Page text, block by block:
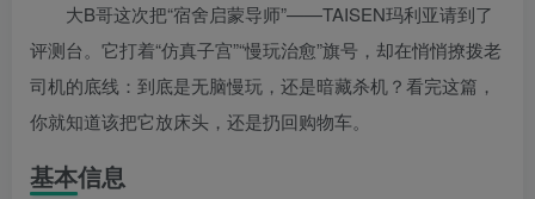
大B哥这次把“宿舍启蒙导师”——TAISEN玛利亚请到了
评测台。它打着“仿真子宫”“慢玩治愈”旗号，却在悄悄撩拨老
司机的底线：到底是无脑慢玩，还是暗藏杀机？看完这篇，
你就知道该把它放床头，还是扔回购物车。
基本信息